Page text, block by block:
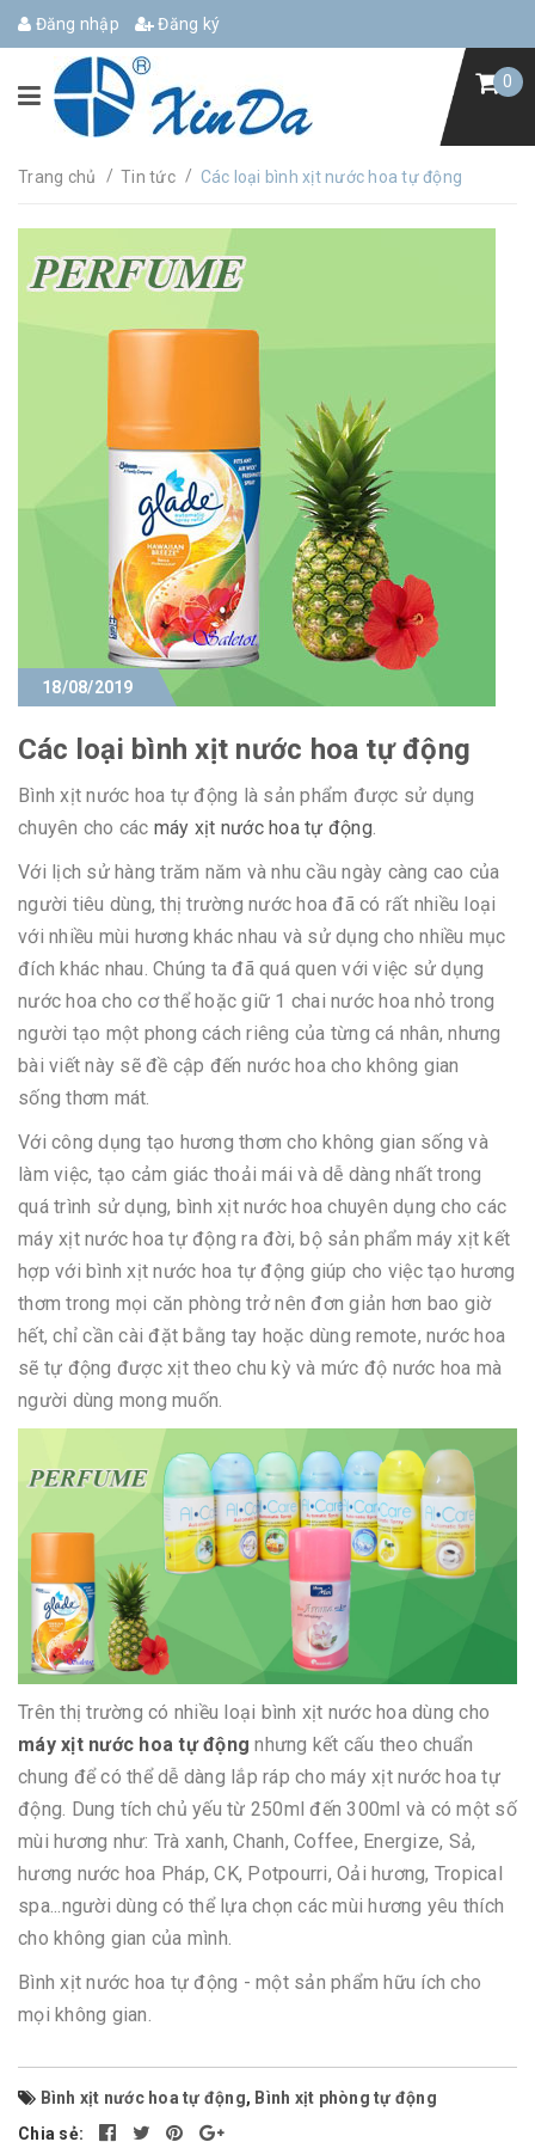
Đăng nhập Đăng ký
0
Trang chủ / Tin tức / Các loại bình xịt nước hoa tự động
18/08/2019
Các loại bình xịt nước hoa tự động
Bình xịt nước hoa tự động là sản phẩm được sử dụng
chuyên cho các máy xịt nước hoa tự động.
Với lịch sử hàng trăm năm và nhu cầu ngày càng cao của
người tiêu dùng, thị trường nước hoa đã có rất nhiều loại
với nhiều mùi hương khác nhau và sử dụng cho nhiều mục
đích khác nhau. Chúng ta đã quá quen với việc sử dụng
nước hoa cho cơ thể hoặc giữ 1 chai nước hoa nhỏ trong
người tạo một phong cách riêng của từng cá nhân, nhưng
bài viết này sẽ đề cập đến nước hoa cho không gian
sống thơm mát.
Với công dụng tạo hương thơm cho không gian sống và
làm việc, tạo cảm giác thoải mái và dễ dàng nhất trong
quá trình sử dụng, bình xịt nước hoa chuyên dụng cho các
máy xịt nước hoa tự động ra đời, bộ sản phẩm máy xịt kết
hợp với bình xịt nước hoa tự động giúp cho việc tạo hương
thơm trong mọi căn phòng trở nên đơn giản hơn bao giờ
hết, chỉ cần cài đặt bằng tay hoặc dùng remote, nước hoa
sẽ tự động được xịt theo chu kỳ và mức độ nước hoa mà
người dùng mong muốn.
Trên thị trường có nhiều loại bình xịt nước hoa dùng cho
máy xịt nước hoa tự động nhưng kết cấu theo chuẩn
chung để có thể dễ dàng lắp ráp cho máy xịt nước hoa tự
động. Dung tích chủ yếu từ 250ml đến 300ml và có một số
mùi hương như: Trà xanh, Chanh, Coffee, Energize, Sả,
hương nước hoa Pháp, CK, Potpourri, Oải hương, Tropical
spa...người dùng có thể lựa chọn các mùi hương yêu thích
cho không gian của mình.
Bình xịt nước hoa tự động - một sản phẩm hữu ích cho
mọi không gian.
Bình xịt nước hoa tự động, Bình xịt phòng tự động
Chia sẻ: